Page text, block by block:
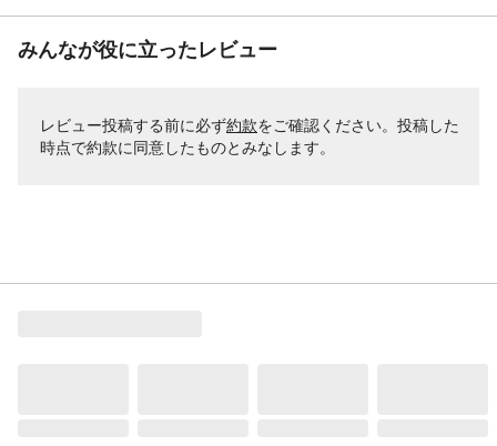
みんなが役に立ったレビュー
レビュー投稿する前に必ず約款をご確認ください。投稿した
時点で約款に同意したものとみなします。